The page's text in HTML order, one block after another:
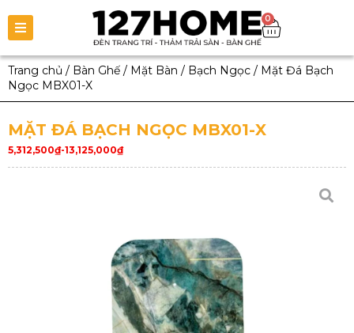
0
Trang chủ / Bàn Ghế / Mặt Bàn / Bạch Ngọc / Mặt Đá Bạch
Ngọc MBX01-X
MẶT ĐÁ BẠCH NGỌC MBX01-X
5,312,500₫-13,125,000₫